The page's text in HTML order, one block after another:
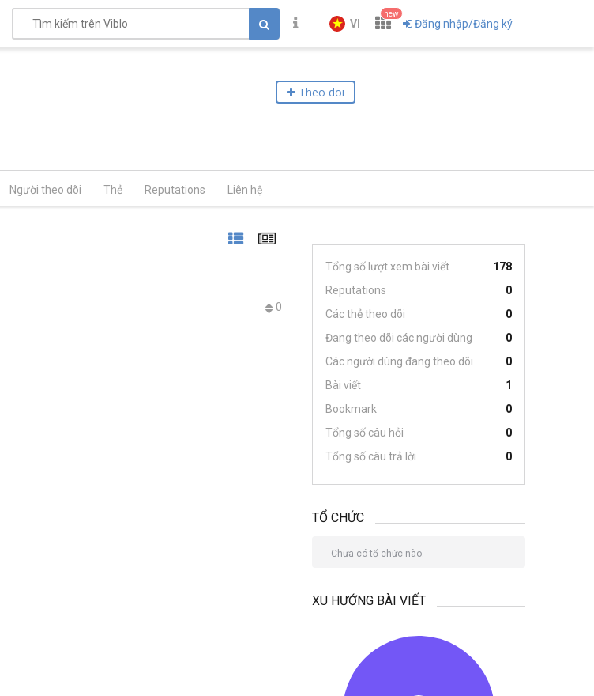
VI
new
Đăng nhập/Đăng ký
Theo dõi
Người theo dõi Thẻ Reputations Liên hệ
0
Tổng số lượt xem bài viết
178
Reputations
0
Các thẻ theo dõi
0
Đang theo dõi các người dùng
0
Các người dùng đang theo dõi
0
Bài viết
1
Bookmark
0
Tổng số câu hỏi
0
Tổng số câu trả lời
0
TỔ CHỨC
Chưa có tổ chức nào.
XU HƯỚNG BÀI VIẾT